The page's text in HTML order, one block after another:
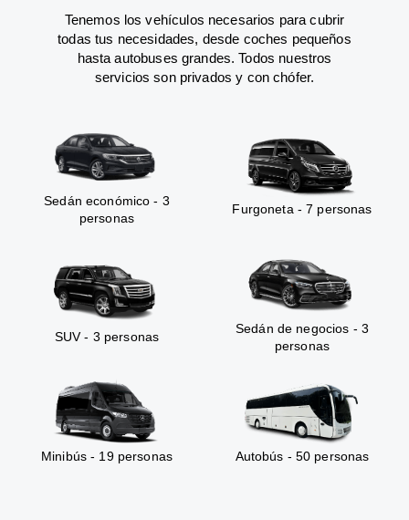
Tenemos los vehículos necesarios para cubrir
todas tus necesidades, desde coches pequeños
hasta autobuses grandes. Todos nuestros
servicios son privados y con chófer.
Sedán económico - 3
personas
Furgoneta - 7 personas
SUV - 3 personas
Sedán de negocios - 3
personas
Minibús - 19 personas Autobús - 50 personas